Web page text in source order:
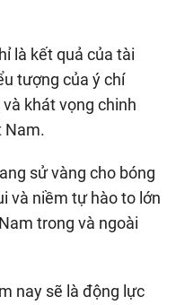
là kết quả của tài
tượng của ý chí
khát vọng chinh
Nam.
sử vàng cho bóng
và niềm tự hào to lớn
trong và ngoài
nay sẽ là động lực